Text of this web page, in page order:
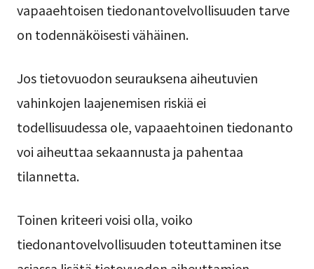
vapaaehtoisen tiedonantovelvollisuuden tarve
on todennäköisesti vähäinen.
Jos tietovuodon seurauksena aiheutuvien
vahinkojen laajenemisen riskiä ei
todellisuudessa ole, vapaaehtoinen tiedonanto
voi aiheuttaa sekaannusta ja pahentaa
tilannetta.
Toinen kriteeri voisi olla, voiko
tiedonantovelvollisuuden toteuttaminen itse